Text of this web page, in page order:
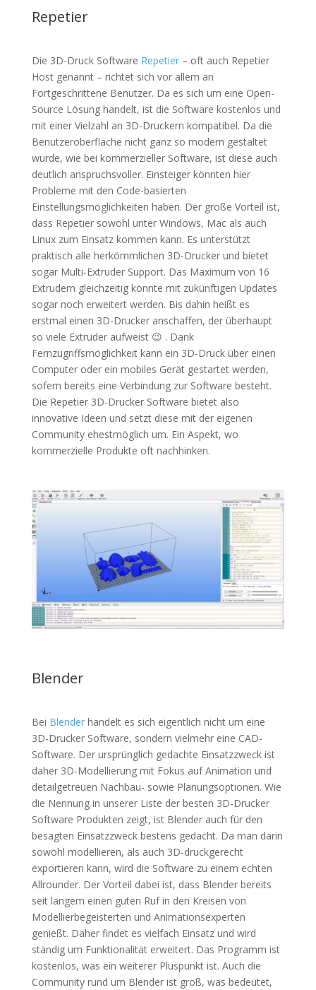
Repetier
Die 3D-Druck Software Repetier – oft auch Repetier
Host genannt – richtet sich vor allem an
Fortgeschrittene Benutzer. Da es sich um eine Open-
Source Lösung handelt, ist die Software kostenlos und
mit einer Vielzahl an 3D-Druckern kompatibel. Da die
Benutzeroberfläche nicht ganz so modern gestaltet
wurde, wie bei kommerzieller Software, ist diese auch
deutlich anspruchsvoller. Einsteiger könnten hier
Probleme mit den Code-basierten
Einstellungsmöglichkeiten haben. Der große Vorteil ist,
dass Repetier sowohl unter Windows, Mac als auch
Linux zum Einsatz kommen kann. Es unterstützt
praktisch alle herkömmlichen 3D-Drucker und bietet
sogar Multi-Extruder Support. Das Maximum von 16
Extrudern gleichzeitig könnte mit zukünftigen Updates
sogar noch erweitert werden. Bis dahin heißt es
erstmal einen 3D-Drucker anschaffen, der überhaupt
so viele Extruder aufweist 😉 . Dank
Fernzugriffsmöglichkeit kann ein 3D-Druck über einen
Computer oder ein mobiles Gerät gestartet werden,
sofern bereits eine Verbindung zur Software besteht.
Die Repetier 3D-Drucker Software bietet also
innovative Ideen und setzt diese mit der eigenen
Community ehestmöglich um. Ein Aspekt, wo
kommerzielle Produkte oft nachhinken.
Blender
Bei Blender handelt es sich eigentlich nicht um eine
3D-Drucker Software, sondern vielmehr eine CAD-
Software. Der ursprünglich gedachte Einsatzzweck ist
daher 3D-Modellierung mit Fokus auf Animation und
detailgetreuen Nachbau- sowie Planungsoptionen. Wie
die Nennung in unserer Liste der besten 3D-Drucker
Software Produkten zeigt, ist Blender auch für den
besagten Einsatzzweck bestens gedacht. Da man darin
sowohl modellieren, als auch 3D-druckgerecht
exportieren kann, wird die Software zu einem echten
Allrounder. Der Vorteil dabei ist, dass Blender bereits
seit langem einen guten Ruf in den Kreisen von
Modellierbegeisterten und Animationsexperten
genießt. Daher findet es vielfach Einsatz und wird
ständig um Funktionalität erweitert. Das Programm ist
kostenlos, was ein weiterer Pluspunkt ist. Auch die
Community rund um Blender ist groß, was bedeutet,